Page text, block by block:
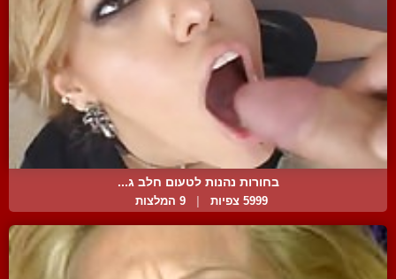
בחורות נהנות לטעום חלב ג...
5999 צפיות 9 המלצות